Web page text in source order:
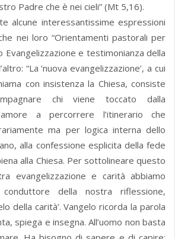
Padre che è nei cieli” (Mt 5,16).
alcune interessantissime espressioni
nei loro “Orientamenti pastorali per
Evangelizzazione e testimonianza della
“La ‘nuova evangelizzazione’, a cui
con insistenza la Chiesa, consiste
chi viene toccato dalla
a percorrere l’itinerario che
ma per logica interna dello
alla confessione esplicita della fede
alla Chiesa. Per sottolineare questo
evangelizzazione e carità abbiamo
della nostra riflessione,
della carità’. Vangelo ricorda la parola
spiega e insegna. All’uomo non basta